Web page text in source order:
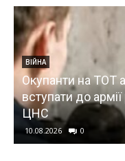
населення
безробіття –